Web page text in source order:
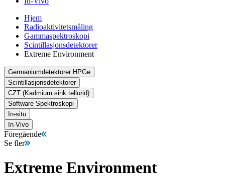
Hjem
Radioaktivitetsmåling
Gammaspektroskopi
Scintillasjonsdetektorer
Extreme Environment
Germaniumdetektorer HPGe
Scintillasjonsdetektorer
CZT (Kadmium sink tellurid)
Software Spektroskopi
In-situ
In-Vivo
Föregående
Se fler
Extreme Environment